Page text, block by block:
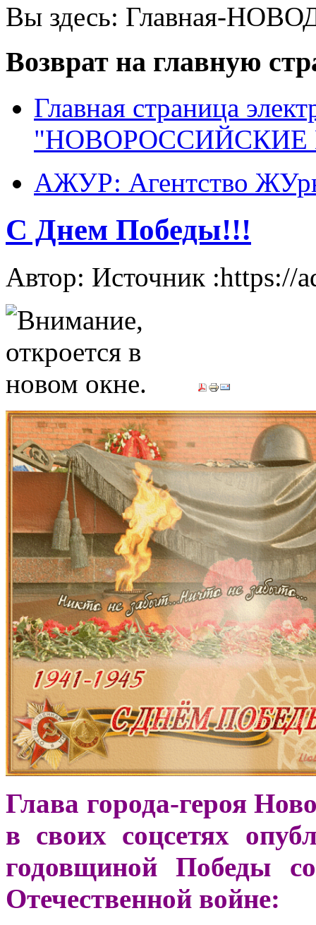
Вы здесь: Главная-
Возврат на главную
Главная страница
"НОВОРОССИЙСКИЕ
АЖУР: Агентство
С Днем Победы!!!
Автор: Источник :https://
Глава города-героя
в своих соцсетях
годовщиной Победы
Отечественной войне: